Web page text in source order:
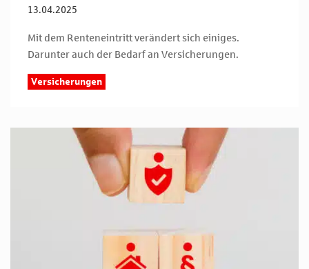
13.04.2025
Mit dem Renteneintritt verändert sich einiges.
Darunter auch der Bedarf an Versicherungen.
Versicherungen